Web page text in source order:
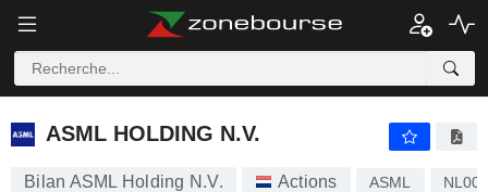
ASML HOLDING N.V.
ASML HOLDING N.V.
Bilan ASML Holding N.V. Actions ASML